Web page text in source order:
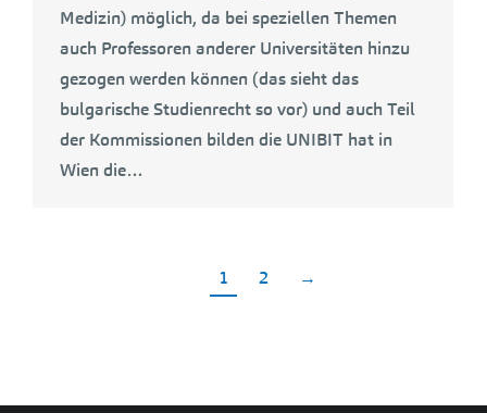
Medizin) möglich, da bei speziellen Themen
auch Professoren anderer Universitäten hinzu
gezogen werden können (das sieht das
bulgarische Studienrecht so vor) und auch Teil
der Kommissionen bilden die UNIBIT hat in
Wien die…
1 2 →